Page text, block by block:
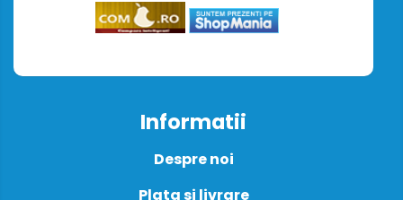
Informatii
Despre noi
Plata si livrare